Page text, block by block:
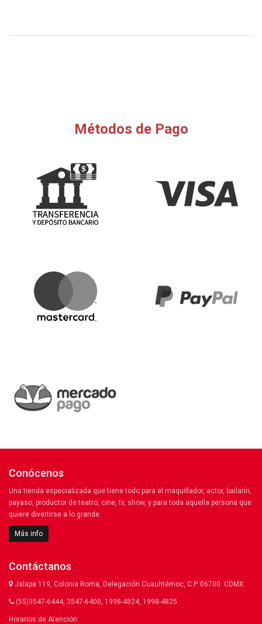
Métodos de Pago
Conócenos
Una tienda especializada que tiene todo para el maquillador, actor, bailarín,
payaso, productor de teatro, cine, tv, show, y para toda aquella persona que
quiere divertirse a lo grande.
Más info
Contáctanos
Jalapa 119, Colonia Roma, Delegación Cuauhtémoc, C.P. 06700. CDMX
(55)3547-6444, 3547-6400, 1998-4824, 1998-4825
Horarios de Atención: